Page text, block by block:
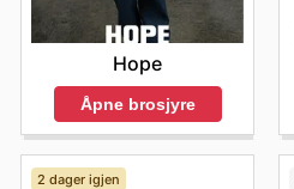
Hope
Åpne brosjyre
2 dager igjen